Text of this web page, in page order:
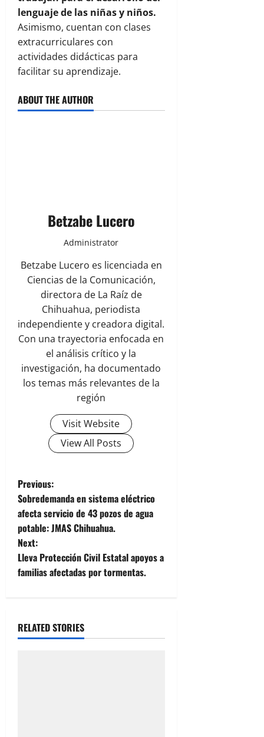
lenguaje de las niñas y niños.
Asimismo, cuentan con clases
extracurriculares con
actividades didácticas para
facilitar su aprendizaje.
ABOUT THE AUTHOR
Betzabe Lucero
Administrator
Betzabe Lucero es licenciada en
Ciencias de la Comunicación,
directora de La Raíz de
Chihuahua, periodista
independiente y creadora digital.
Con una trayectoria enfocada en
el análisis crítico y la
investigación, ha documentado
los temas más relevantes de la
región
Visit Website
View All Posts
P
o
s
t
v
Previous:
Sobredemanda en sistema eléctrico
afecta servicio de 43 pozos de agua
potable: JMAS Chihuahua.
Next:
Lleva Protección Civil Estatal apoyos a
familias afectadas por tormentas.
RELATED STORIES